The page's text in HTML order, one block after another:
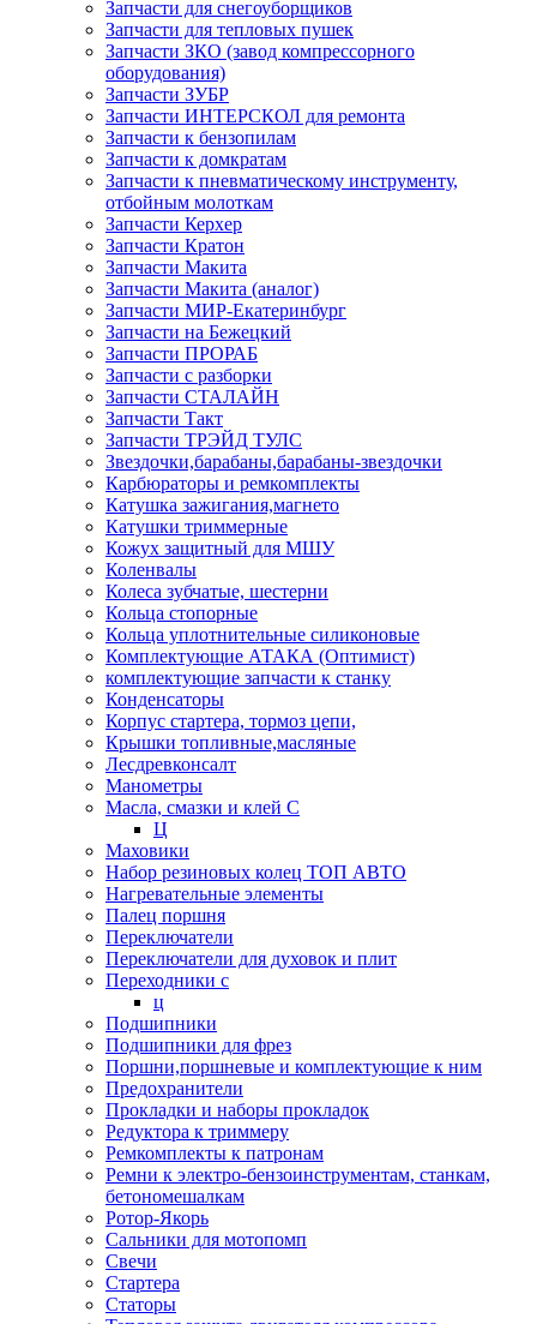
Запчасти для снегоуборщиков
Запчасти для тепловых пушек
Запчасти ЗКО (завод компрессорного
оборудования)
Запчасти ЗУБР
Запчасти ИНТЕРСКОЛ для ремонта
Запчасти к бензопилам
Запчасти к домкратам
Запчасти к пневматическому инструменту,
отбойным молоткам
Запчасти Керхер
Запчасти Кратон
Запчасти Макита
Запчасти Макита (аналог)
Запчасти МИР-Екатеринбург
Запчасти на Бежецкий
Запчасти ПРОРАБ
Запчасти с разборки
Запчасти СТАЛАЙН
Запчасти Такт
Запчасти ТРЭЙД ТУЛС
Звездочки,барабаны,барабаны-звездочки
Карбюраторы и ремкомплекты
Катушка зажигания,магнето
Катушки триммерные
Кожух защитный для МШУ
Коленвалы
Колеса зубчатые, шестерни
Кольца стопорные
Кольца уплотнительные силиконовые
Комплектующие АТАКА (Оптимист)
комплектующие запчасти к станку
Конденсаторы
Корпус стартера, тормоз цепи,
Крышки топливные,масляные
Лесдревконсалт
Манометры
Масла, смазки и клей С
Ц
Маховики
Набор резиновых колец ТОП АВТО
Нагревательные элементы
Палец поршня
Переключатели
Переключатели для духовок и плит
Переходники с
ц
Подшипники
Подшипники для фрез
Поршни,поршневые и комплектующие к ним
Предохранители
Прокладки и наборы прокладок
Редуктора к триммеру
Ремкомплекты к патронам
Ремни к электро-бензоинструментам, станкам,
бетономешалкам
Ротор-Якорь
Сальники для мотопомп
Свечи
Стартера
Статоры